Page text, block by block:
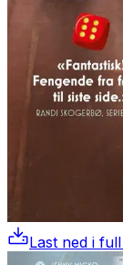
Last ned i